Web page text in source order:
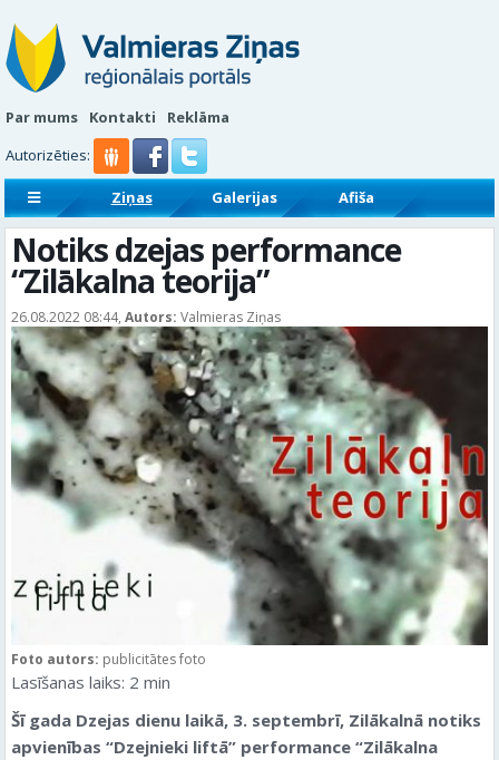
Par mums Kontakti
Reklāma
Autorizēties:
Ziņas Galerijas
Afiša
Sludinājumi
Reklāmraksti
Notiks dzejas performance
“Zilākalna teorija”
26.08.2022 08:44, Autors: Valmieras Ziņas
Foto autors: publicitātes foto
Lasīšanas laiks: 2 min
Šī gada Dzejas dienu laikā, 3. septembrī, Zilākalnā notiks
apvienības “Dzejnieki liftā” performance “Zilākalna